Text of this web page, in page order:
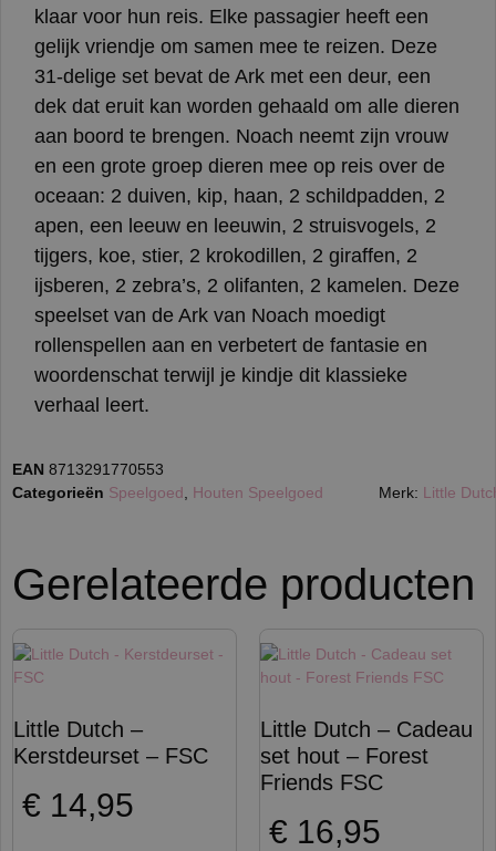
klaar voor hun reis. Elke passagier heeft een
gelijk vriendje om samen mee te reizen. Deze
31-delige set bevat de Ark met een deur, een
dek dat eruit kan worden gehaald om alle dieren
aan boord te brengen. Noach neemt zijn vrouw
en een grote groep dieren mee op reis over de
oceaan: 2 duiven, kip, haan, 2 schildpadden, 2
apen, een leeuw en leeuwin, 2 struisvogels, 2
tijgers, koe, stier, 2 krokodillen, 2 giraffen, 2
ijsberen, 2 zebra’s, 2 olifanten, 2 kamelen. Deze
speelset van de Ark van Noach moedigt
rollenspellen aan en verbetert de fantasie en
woordenschat terwijl je kindje dit klassieke
verhaal leert.
EAN 8713291770553
Categorieën Speelgoed Houten Speelgoed Merk: Little
Gerelateerde producten
Little Dutch –
Kerstdeurset – FSC
€ 14,95
Little Dutch – Cadeau
set hout – Forest
Friends FSC
€ 16,95